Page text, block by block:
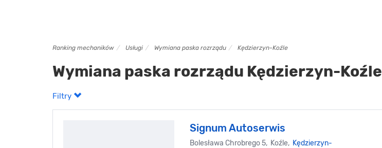
Ranking mechaników Usługi Wymiana paska rozrządu Kędzierzyn-Koźle
Wymiana paska rozrządu Kędzierzyn-Koźle
Filtry
Signum Autoserwis
Bolesława Chrobrego 5, Koźle, Kędzierzyn-